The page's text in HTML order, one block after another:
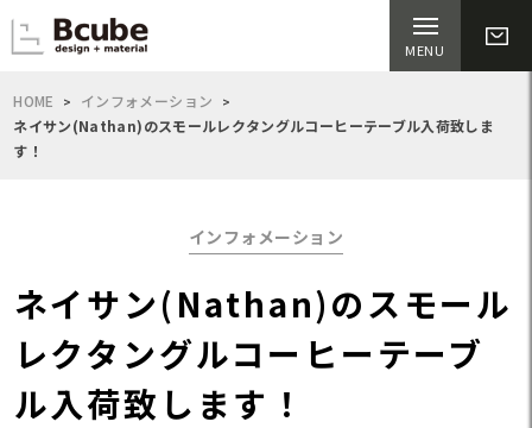
HOME
インフォメーション
ネイサン(Nathan)のスモールレクタングルコーヒーテーブル入荷致しま
す！
Categories
インフォメーション
ネイサン(Nathan)のスモール
レクタングルコーヒーテーブ
ル入荷致します！